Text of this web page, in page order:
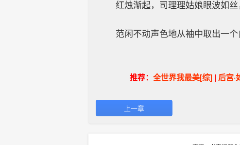
红烛渐起，司理理姑娘眼波如
范闲不动声色地从袖中取出一
推荐： 全世界我最美[综]| 后宫·
上一章